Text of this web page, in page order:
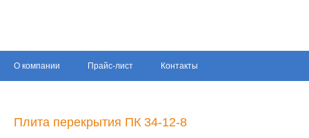
О компании Прайс-лист Контакты
Плита перекрытия ПК 34-12-8